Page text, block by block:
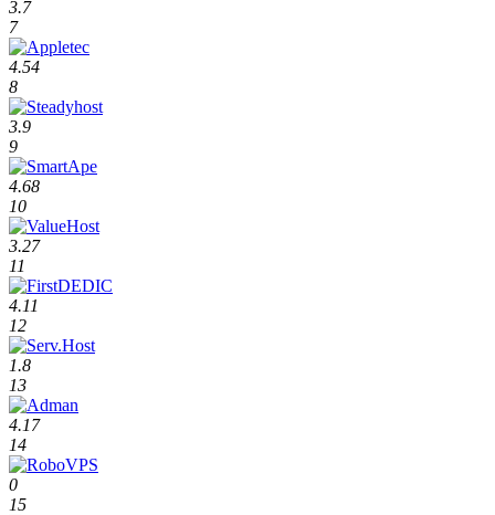
3.7
7
4.54
8
3.9
9
4.68
10
3.27
11
4.11
12
1.8
13
4.17
14
0
15